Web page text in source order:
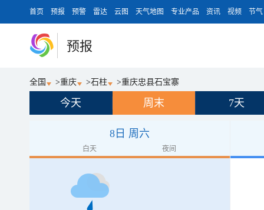
首页 预报 预警 雷达 云图 天气地图 专业产品 资讯 视频 节气
预报
全国 >重庆 >石柱 >重庆忠县石宝寨
今天 周末 7天
8日 周六
白天 夜间